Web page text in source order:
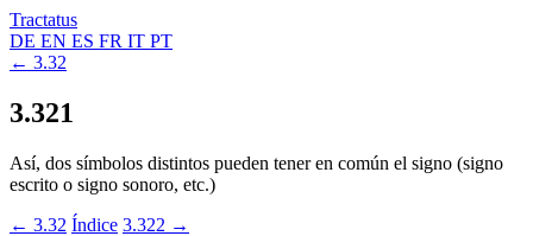
Tractatus
DE EN ES FR IT PT
← 3.32
3.321
Así, dos símbolos distintos pueden tener en común el signo (signo
escrito o signo sonoro, etc.)
← 3.32 Índice 3.322 →